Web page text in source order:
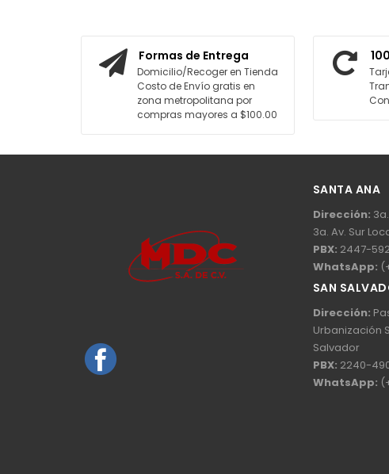
Formas de Entrega
Domicilio/Recoger en Tienda
Costo de Envío gratis en
zona metropolitana por
compras mayores a $100.00
SANTA ANA
Dirección:
3a. Av. Sur
PBX: 2447-
WhatsApp:
SAN
Dirección:
Urbanización
Salvador
PBX: 2240-
WhatsApp: